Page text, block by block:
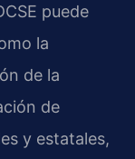
puede
la
de la
de
y estatales,